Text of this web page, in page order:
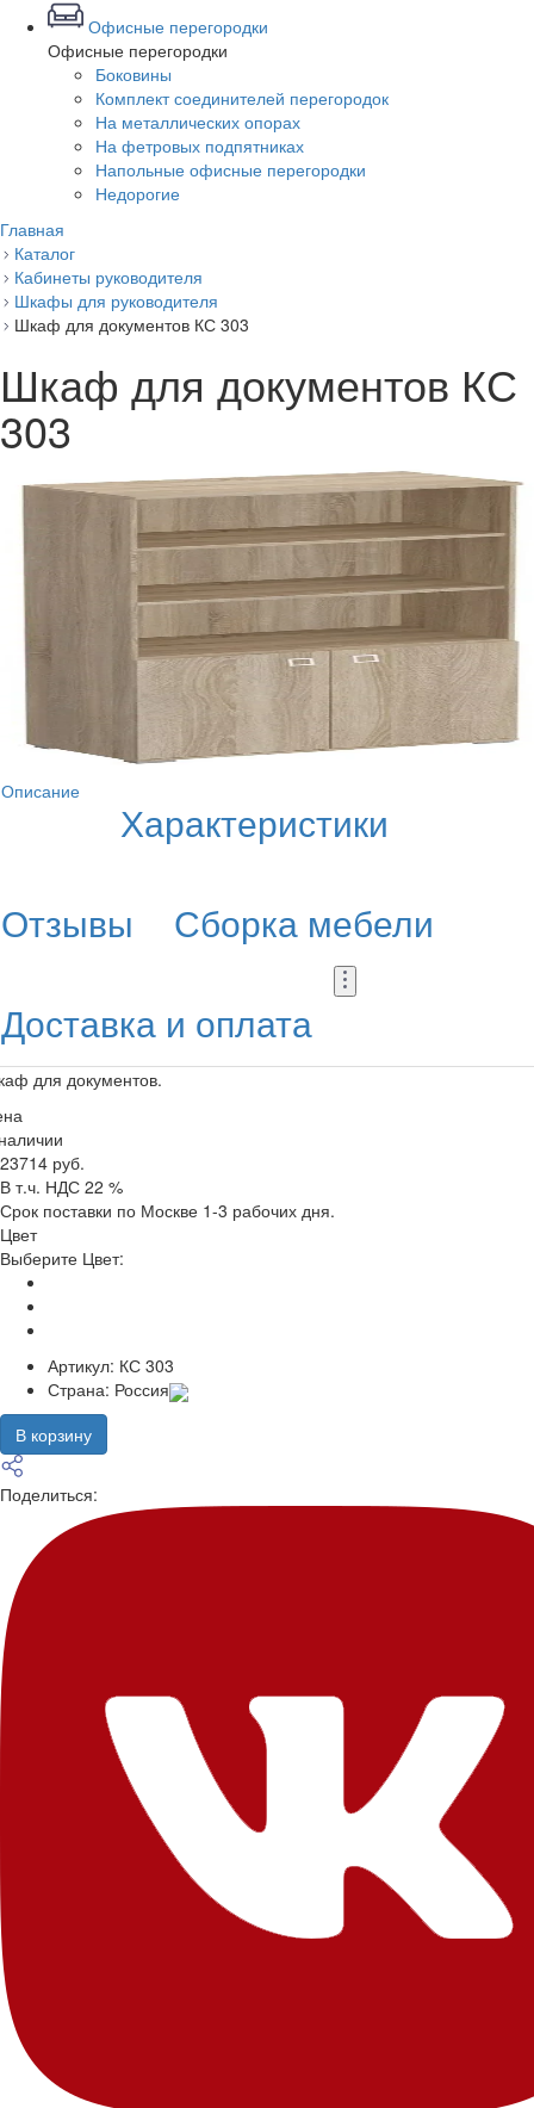
Офисные перегородки
Офисные перегородки
Боковины
Комплект соединителей перегородок
На металлических опорах
На фетровых подпятниках
Напольные офисные перегородки
Недорогие
Главная
Каталог
Кабинеты руководителя
Шкафы для руководителя
Шкаф для документов КС 303
Шкаф для документов КС
303
Описание
Характеристики
Отзывы
Сборка мебели
Доставка и оплата
для документов.
23714 руб.
В т.ч. НДС 22 %
Срок поставки по Москве 1-3 рабочих дня.
Цвет
Выберите Цвет:
Артикул: КС 303
Страна: Россия
В корзину
Поделиться: